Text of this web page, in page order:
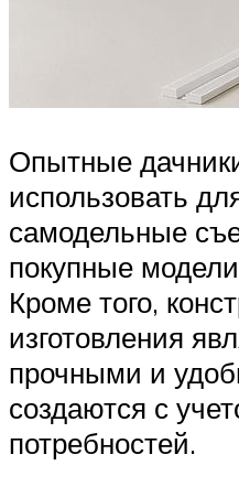
Опытные
использовать
самодельные
покупные
Кроме того,
изготовления
прочными и
создаются с
потребностей.